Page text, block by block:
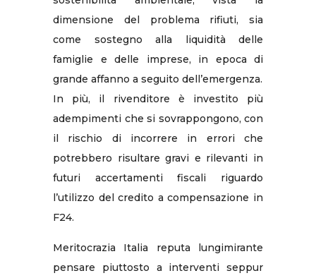
dimensione del problema rifiuti, sia
come sostegno alla liquidità delle
famiglie e delle imprese, in epoca di
grande affanno a seguito dell’emergenza.
In più, il rivenditore è investito più
adempimenti che si sovrappongono, con
il rischio di incorrere in errori che
potrebbero risultare gravi e rilevanti in
futuri accertamenti fiscali riguardo
l’utilizzo del credito a compensazione in
F24.
Meritocrazia Italia reputa lungimirante
pensare piuttosto a interventi seppur